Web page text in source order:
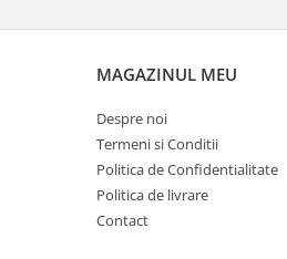
MAGAZINUL MEU
Despre noi
Termeni si Conditii
Politica de Confidentialitate
Politica de livrare
Contact